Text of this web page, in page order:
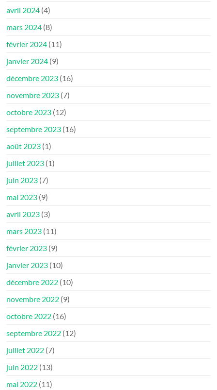
avril 2024 (4)
mars 2024 (8)
février 2024 (11)
janvier 2024 (9)
décembre 2023 (16)
novembre 2023 (7)
octobre 2023 (12)
septembre 2023 (16)
août 2023 (1)
juillet 2023 (1)
juin 2023 (7)
mai 2023 (9)
avril 2023 (3)
mars 2023 (11)
février 2023 (9)
janvier 2023 (10)
décembre 2022 (10)
novembre 2022 (9)
octobre 2022 (16)
septembre 2022 (12)
juillet 2022 (7)
juin 2022 (13)
mai 2022 (11)